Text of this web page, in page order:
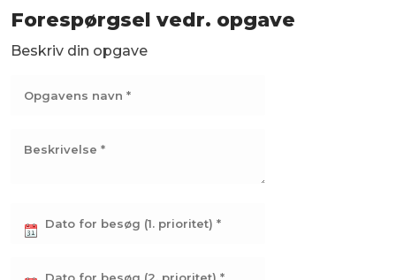
Forespørgsel vedr. opgave
Beskriv din opgave